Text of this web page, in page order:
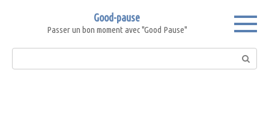
Good-pause
Passer un bon moment avec "Good Pause"
Search: